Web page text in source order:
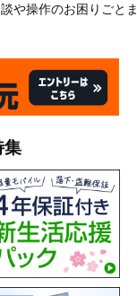
や操作のお困りごと
集